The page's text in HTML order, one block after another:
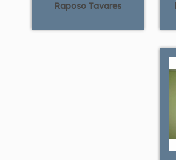
Raposo Tavares